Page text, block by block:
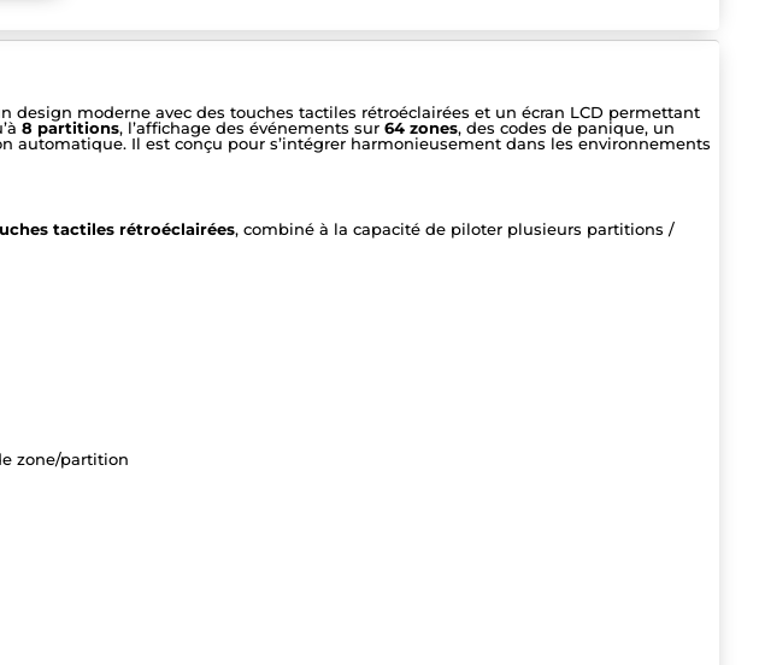
design moderne avec des touches tactiles rétroéclairées et un écran LCD permettant
8 partitions, l’affichage des événements sur 64 zones, des codes de panique, un
Il est conçu pour s’intégrer harmonieusement dans les environnements
tactiles rétroéclairées, combiné à la capacité de piloter plusieurs partitions /
zone/partition